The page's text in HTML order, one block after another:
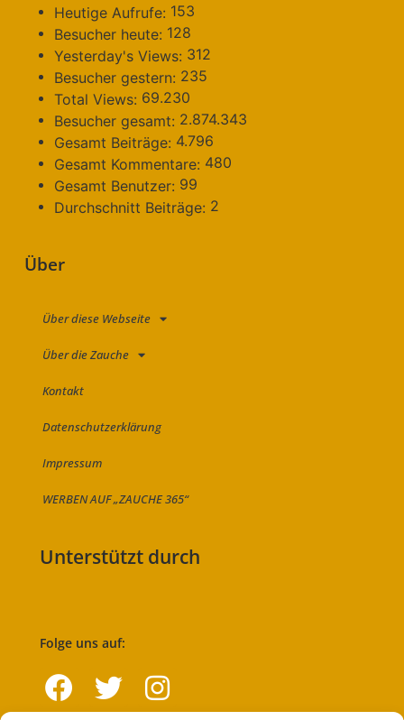
Heutige Aufrufe: 153
Besucher heute: 128
Yesterday's Views: 312
Besucher gestern: 235
Total Views: 69.230
Besucher gesamt: 2.874.343
Gesamt Beiträge: 4.796
Gesamt Kommentare: 480
Gesamt Benutzer: 99
Durchschnitt Beiträge: 2
Über
Über diese Webseite
Über die Zauche
Kontakt
Datenschutzerklärung
Impressum
WERBEN AUF „ZAUCHE 365“
Unterstützt durch
Folge uns auf: